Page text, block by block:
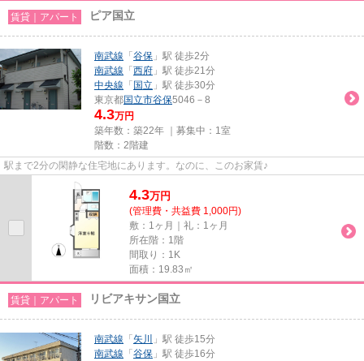
賃貸｜アパート ピア国立
南武線 「 谷保 」駅 徒歩2分
南武線 「 西府 」駅 徒歩21分
中央線 「 国立 」駅 徒歩30分
東京都国立市谷保5046－8
4.3万円
築年数：築22年 ｜募集中： 1室
階数：2階建
駅まで2分の閑静な住宅地にあります。なのに、このお家賃♪
4.3万円
(管理費・共益費 1,000円)
敷：1ヶ月｜礼：1ヶ月
所在階：1階
間取り：1K
面積：19.83㎡
賃貸｜アパート リビアキサン国立
南武線 「 矢川
」駅 徒歩15分
南武線 「 谷保 」駅 徒歩16分